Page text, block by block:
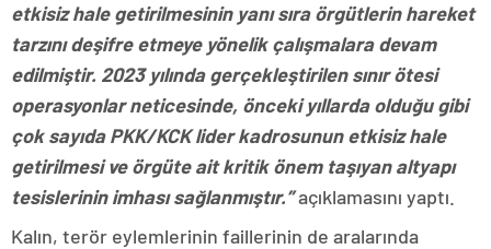
etkisiz hale getirilmesinin yanı sıra örgütlerin hareket
tarzını deşifre etmeye yönelik çalışmalara devam
edilmiştir. 2023 yılında gerçekleştirilen sınır ötesi
operasyonlar neticesinde, önceki yıllarda olduğu gibi
çok sayıda PKK/KCK lider kadrosunun etkisiz hale
getirilmesi ve örgüte ait kritik önem taşıyan altyapı
tesislerinin imhası sağlanmıştır.”açıklamasını yaptı.
Kalın, terör eylemlerinin faillerinin de aralarında